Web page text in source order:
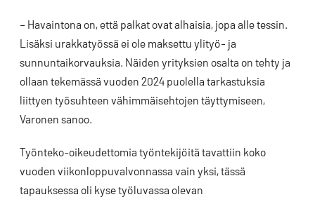
– Havaintona on, että palkat ovat alhaisia, jopa alle tessin.
Lisäksi urakkatyössä ei ole maksettu ylityö- ja
sunnuntaikorvauksia. Näiden yrityksien osalta on tehty ja
ollaan tekemässä vuoden 2024 puolella tarkastuksia
liittyen työsuhteen vähimmäisehtojen täyttymiseen,
Varonen sanoo.
Työnteko-oikeudettomia työntekijöitä tavattiin koko
vuoden viikonloppuvalvonnassa vain yksi, tässä
tapauksessa oli kyse työluvassa olevan